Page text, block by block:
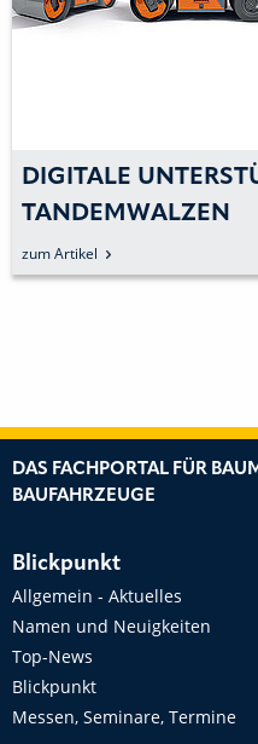
DIGITALE
TANDEMWALZEN
zum Artikel
DAS FACHPORTAL FÜR
BAUFAHRZEUGE
Blickpunkt
Allgemein - Aktuelles
Namen und Neuigkeiten
Top-News
Blickpunkt
Messen, Seminare, Termine